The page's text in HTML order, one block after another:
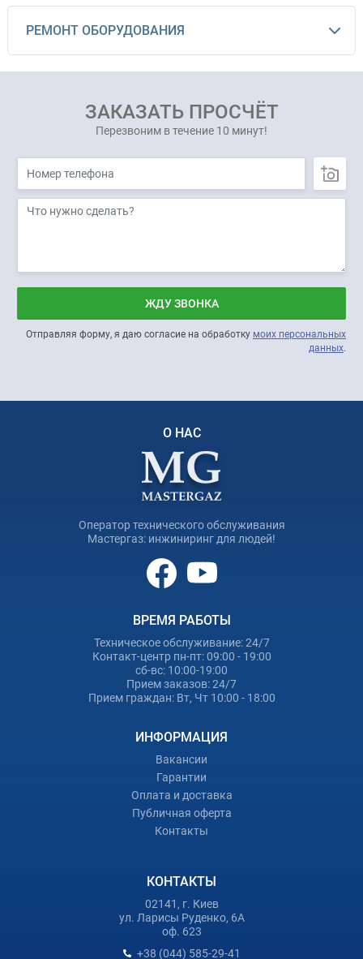
РЕМОНТ ОБОРУДОВАНИЯ
ЗАКАЗАТЬ ПРОСЧЁТ
Перезвоним в течение 10 минут!
ЖДУ ЗВОНКА
Отправляя форму, я даю согласие на обработку моих персональных
данных.
О НАС
Оператор технического обслуживания
Мастергаз: инжиниринг для людей!
ВРЕМЯ РАБОТЫ
Техническое обслуживание: 24/7
Контакт-центр пн-пт: 09:00 - 19:00
сб-вс: 10:00-19:00
Прием заказов: 24/7
Прием граждан: Вт, Чт 10:00 - 18:00
ИНФОРМАЦИЯ
Вакансии
Гарантии
Оплата и доставка
Публичная оферта
Контакты
КОНТАКТЫ
02141, г. Киев
ул. Ларисы Руденко, 6А
оф. 623
+38 (044) 585-29-41